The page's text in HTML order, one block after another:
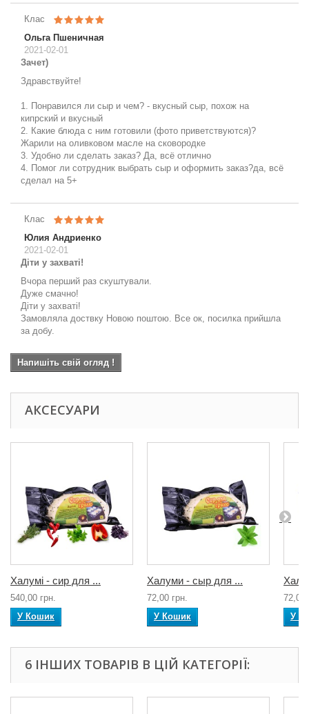
Клас
Ольга Пшеничная
2021-02-01
Зачет)
Здравствуйте!
1. Понравился ли сыр и чем? - вкусный сыр, похож на
кипрский и вкусный
2. Какие блюда с ним готовили (фото приветствуются)?
Жарили на оливковом масле на сковородке
3. Удобно ли сделать заказ? Да, всё отлично
4. Помог ли сотрудник выбрать сыр и оформить заказ?да, всё
сделал на 5+
Клас
Юлия Андриенко
2021-02-01
Діти у захваті!
Вчора перший раз скуштували.
Дуже смачно!
Діти у захваті!
Замовляла доствку Новою поштою. Все ок, посилка прийшла
за добу.
Напишіть свій огляд !
АКСЕСУАРИ
Халумі - сир для ...
540,00 грн.
У Кошик
Халуми - сыр для ...
72,00 грн.
У Кошик
72,00
У
6 ІНШИХ ТОВАРІВ В ЦІЙ КАТЕГОРІЇ: